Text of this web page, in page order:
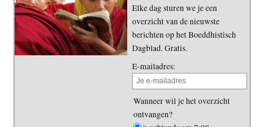
Elke dag sturen we je een
overzicht van de nieuwste
berichten op het Boeddhistisch
Dagblad. Gratis.
E-mailadres:
Wanneer wil je het overzicht
ontvangen?